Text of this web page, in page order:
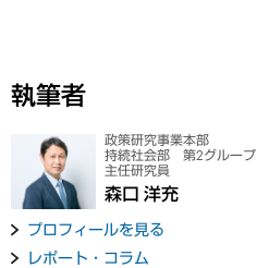
執筆者
政策研究事業本部
持続社会部 第2グループ
主任研究員
森口 洋充
プロフィールを見る
レポート・コラム